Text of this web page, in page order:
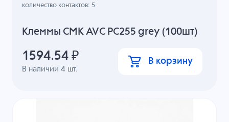
Клеммы СМК AVC PC255 grey (100шт)
В наличии4 шт.
количество контактов: 5
1594.54 ₽ В корзину